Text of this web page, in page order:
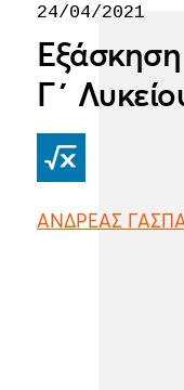
24/04/2021
Γ΄
ΑΝΔΡΕΑΣ